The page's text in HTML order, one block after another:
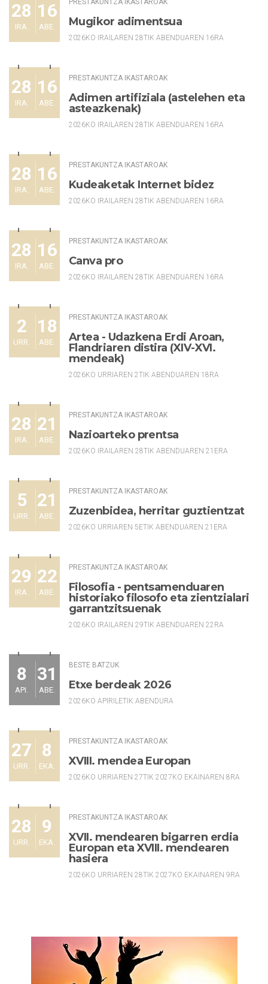
28
IRA.
16
ABE.
PRESTAKUNTZA IKASTAROAK
Mugikor adimentsua
2026KO IRAILAREN 28TIK ABENDUAREN 16RA
28
IRA.
16
ABE.
PRESTAKUNTZA IKASTAROAK
Adimen artifiziala (astelehen eta
asteazkenak)
2026KO IRAILAREN 28TIK ABENDUAREN 16RA
28
IRA.
16
ABE.
PRESTAKUNTZA IKASTAROAK
Kudeaketak Internet bidez
2026KO IRAILAREN 28TIK ABENDUAREN 16RA
28
IRA.
16
ABE.
PRESTAKUNTZA IKASTAROAK
Canva pro
2026KO IRAILAREN 28TIK ABENDUAREN 16RA
2
URR.
18
ABE.
PRESTAKUNTZA IKASTAROAK
Artea - Udazkena Erdi Aroan,
Flandriaren distira (XIV-XVI.
mendeak)
2026KO URRIAREN 2TIK ABENDUAREN 18RA
28
IRA.
21
ABE.
PRESTAKUNTZA IKASTAROAK
Nazioarteko prentsa
2026KO IRAILAREN 28TIK ABENDUAREN 21ERA
5
URR.
21
ABE.
PRESTAKUNTZA IKASTAROAK
Zuzenbidea, herritar guztientzat
2026KO URRIAREN 5ETIK ABENDUAREN 21ERA
29
IRA.
22
ABE.
PRESTAKUNTZA IKASTAROAK
Filosofia - pentsamenduaren
historiako filosofo eta zientzialari
garrantzitsuenak
2026KO IRAILAREN 29TIK ABENDUAREN 22RA
8
API.
31
ABE.
BESTE BATZUK
Etxe berdeak 2026
2026KO APIRILETIK ABENDURA
27
URR.
8
EKA.
PRESTAKUNTZA IKASTAROAK
XVIII. mendea Europan
2026KO URRIAREN 27TIK 2027KO EKAINAREN 8RA
28
URR.
9
EKA.
PRESTAKUNTZA IKASTAROAK
XVII. mendearen bigarren erdia
Europan eta XVIII. mendearen
hasiera
2026KO URRIAREN 28TIK 2027KO EKAINAREN 9RA